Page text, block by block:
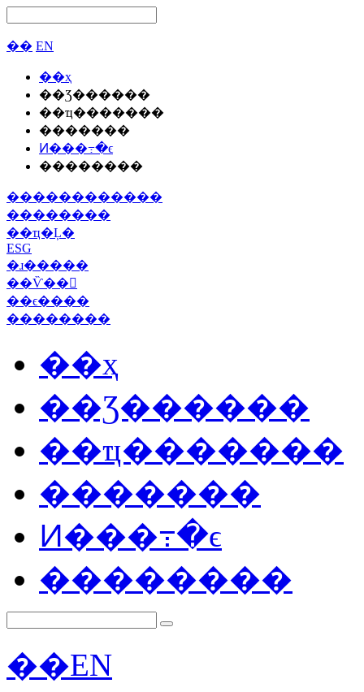
�� EN
��ҳ
��Ʒ������
��ҵ�������
�������
Ͷ���߹�ϵ
��������
������������
��������
��ҵ�Ļ�
ESG
�ɹ�����
��Ѷ��
��ϵ����
��������
��ҳ
��Ʒ������
��ҵ�������
�������
Ͷ���߹�ϵ
��������
��EN